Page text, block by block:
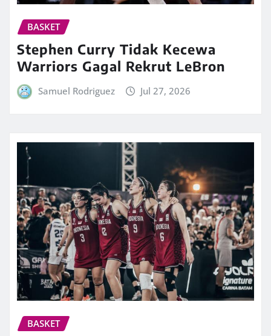
BASKET
Stephen Curry Tidak Kecewa
Warriors Gagal Rekrut LeBron
Samuel Rodriguez Jul 27, 2026
BASKET